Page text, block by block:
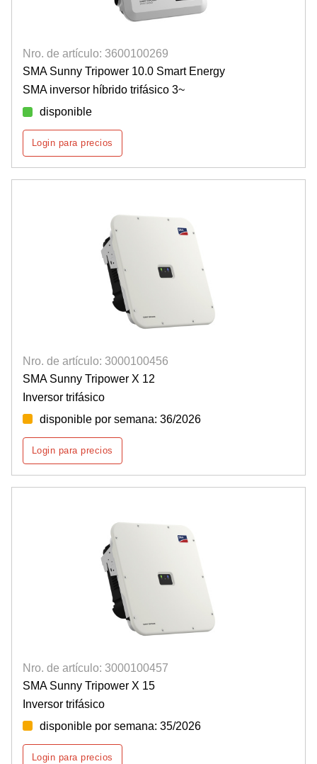
Nro. de artículo: 3600100269
SMA Sunny Tripower 10.0 Smart Energy
SMA inversor híbrido trifásico 3~
disponible
Login para precios
Nro. de artículo: 3000100456
SMA Sunny Tripower X 12
Inversor trifásico
disponible por semana: 36/2026
Login para precios
Nro. de artículo: 3000100457
SMA Sunny Tripower X 15
Inversor trifásico
disponible por semana: 35/2026
Login para precios